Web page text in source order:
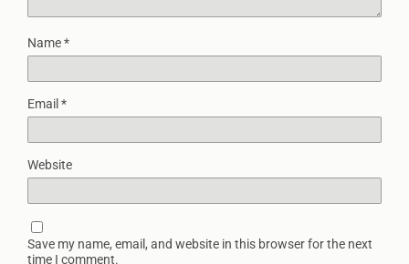
Name*
Email *
Website
Save my name, email, and website in this browser for the next
time I comment.